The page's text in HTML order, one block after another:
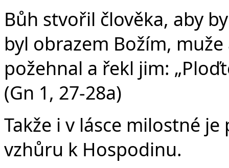
Bůh stvořil člověka, aby
byl obrazem Božím,
požehnal a řekl jim:
(Gn 1, 27-28a)
Takže i v lásce milostné
vzhůru k Hospodinu.